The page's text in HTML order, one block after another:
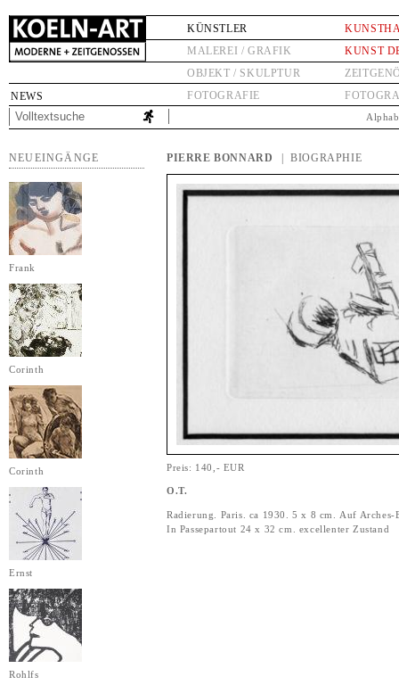
NEWS
KÜNSTLER
MALEREI / GRAFIK
OBJEKT / SKULPTUR
FOTOGRAFIE
KUNST
NEUEINGÄNGE
Frank
Corinth
Corinth
Ernst
Rohlfs
PIERRE BONNARD | BIOGRAPHIE
Preis: 140,- EUR
O.T.
Radierung. Paris. ca 1930. 5 x 8 cm. Auf Arches-
In Passepartout 24 x 32 cm. excellenter Zustand